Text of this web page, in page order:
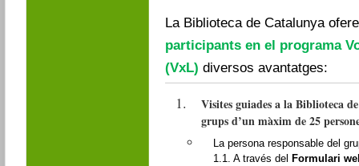
La Biblioteca de Catalunya
participants en el programa
(VxL) diversos avantatges:
Visites guiades a la Biblioteca
grups d’un màxim de 25
La persona responsable del
1.1. A través del Formulari